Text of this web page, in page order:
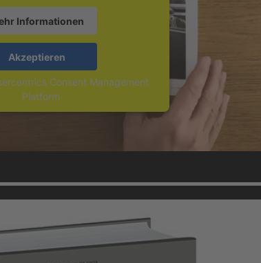
Informationen
Akzeptieren
Consent Management
Platform